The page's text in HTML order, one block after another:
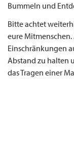
Bummeln und
Bitte achtet
eure
Einschränkungen
Abstand zu halten
das Tragen einer